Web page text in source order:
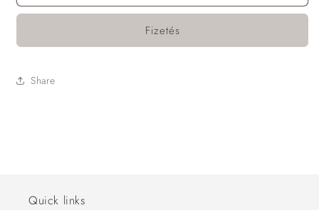
Fizetés
Share
Quick links